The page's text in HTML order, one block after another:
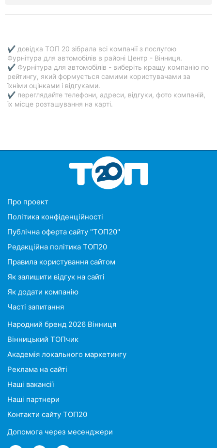
✔ довідка ТОП 20 зібрала всі компанії з послугою
Фурнітура для автомобілів в районі Центр - Вінниця.
✔ Фурнітура для автомобілів - виберіть кращу компанію по
рейтингу, який формується самими користувачами за
їхніми оцінками і відгуками.
✔ переглядайте телефони, адреси, відгуки, фото компаній,
їх місце розташування на карті.
Про проект
Політика конфіденційності
Публічна оферта сайту "ТОП20"
Редакційна політика ТОП20
Правила користування сайтом
Як залишити відгук на сайті
Як додати компанію
Часті запитання
Народний бренд 2026 Вінниця
Вінницький ТОПчик
Академія локального маркетингу
Реклама на сайті
Наші вакансії
Наші партнери
Контакти сайту ТОП20
Допомога через месенджери